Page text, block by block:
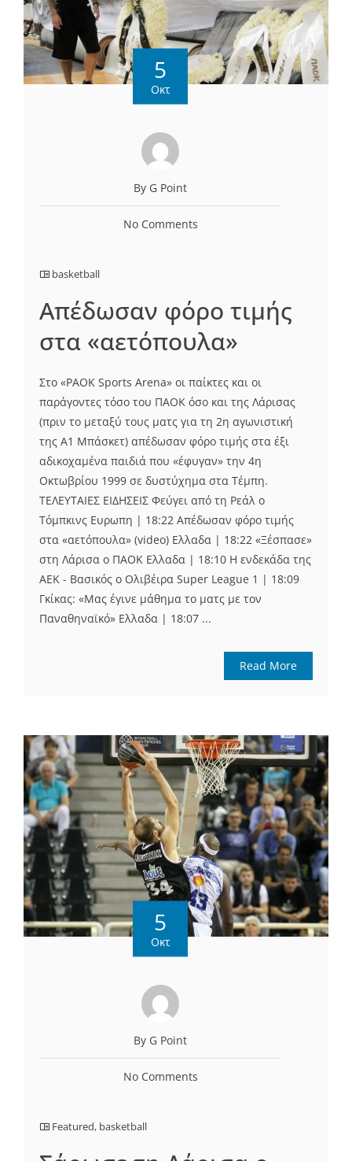
5
Οκτ
By G Point
No Comments
basketball
Απέδωσαν φόρο τιμής
στα «αετόπουλα»
Στο «PAOK Sports Arena» οι παίκτες και οι
παράγοντες τόσο του ΠΑΟΚ όσο και της Λάρισας
(πριν το μεταξύ τους ματς για τη 2η αγωνιστική
της A1 Μπάσκετ) απέδωσαν φόρο τιμής στα έξι
αδικοχαμένα παιδιά που «έφυγαν» την 4η
Οκτωβρίου 1999 σε δυστύχημα στα Τέμπη.
ΤΕΛΕΥΤΑΙΕΣ ΕΙΔΗΣΕΙΣ Φεύγει από τη Ρεάλ ο
Τόμπκινς Ευρωπη | 18:22 Απέδωσαν φόρο τιμής
στα «αετόπουλα» (video) Ελλαδα | 18:22 «Ξέσπασε»
στη Λάρισα ο ΠΑΟΚ Ελλαδα | 18:10 Η ενδεκάδα της
ΑΕΚ - Βασικός ο Ολιβέιρα Super League 1 | 18:09
Γκίκας: «Μας έγινε μάθημα το ματς με τον
Παναθηναϊκό» Ελλαδα | 18:07 ...
Read More
5
Οκτ
By G Point
No Comments
Featured, basketball